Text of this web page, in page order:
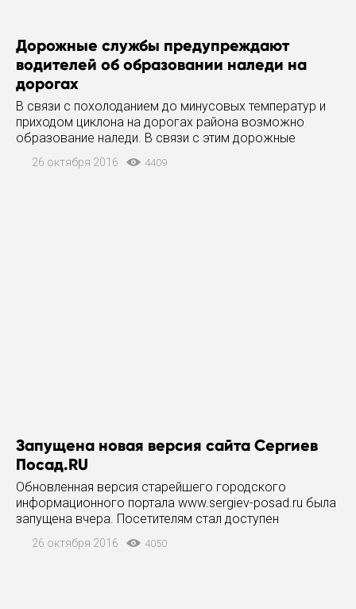
Дорожные службы предупреждают
водителей об образовании наледи на
дорогах
В связи с похолоданием до минусовых температур и
приходом циклона на дорогах района возможно
образование наледи. В связи с этим дорожные
службы просят автолюбителей проявлять особую
осторожность и выбирать скоростной режим,
26 октября 2016 4409
Запущена новая версия сайта Сергиев
Посад.RU
Обновленная версия старейшего городского
информационного портала www.sergiev-posad.ru была
запущена вчера. Посетителям стал доступен
функциональные возможности web ресурса.
26 октября 2016 4050